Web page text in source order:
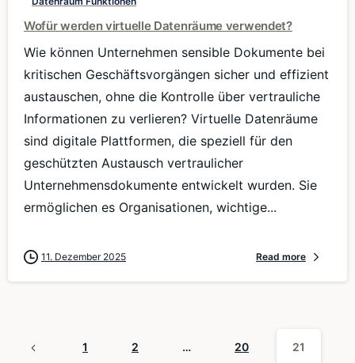
Wofür werden virtuelle Datenräume verwendet?
Wie können Unternehmen sensible Dokumente bei
kritischen Geschäftsvorgängen sicher und effizient
austauschen, ohne die Kontrolle über vertrauliche
Informationen zu verlieren? Virtuelle Datenräume
sind digitale Plattformen, die speziell für den
geschützten Austausch vertraulicher
Unternehmensdokumente entwickelt wurden. Sie
ermöglichen es Organisationen, wichtige...
11. Dezember 2025 Read more
1 2 … 20 21